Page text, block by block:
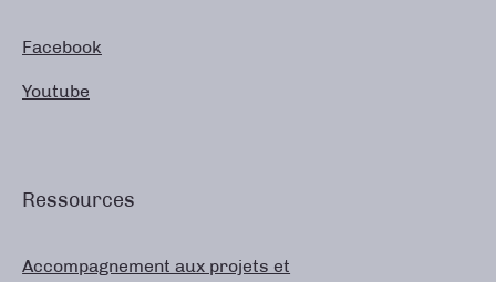
Facebook
Youtube
Ressources
Accompagnement aux projets et